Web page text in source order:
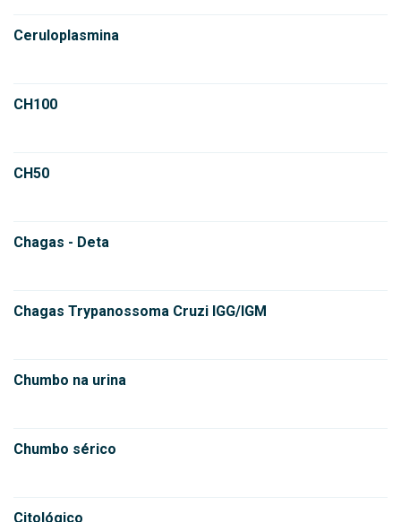
Ceruloplasmina
CH100
CH50
Chagas - Deta
Chagas Trypanossoma Cruzi IGG/IGM
Chumbo na urina
Chumbo sérico
Citológico